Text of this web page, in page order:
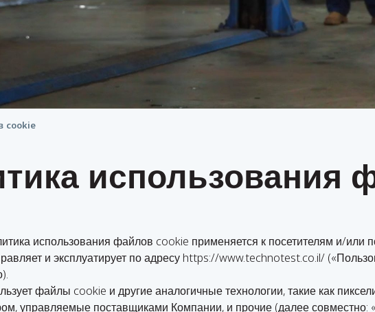
cookie
использования
использования файлов cookie применяется к посетителям и/или
и эксплуатирует по адресу https://www.technotest.co.il/ («
файлы cookie и другие аналогичные технологии, такие как
управляемые поставщиками Компании, и прочие (далее совместно: «